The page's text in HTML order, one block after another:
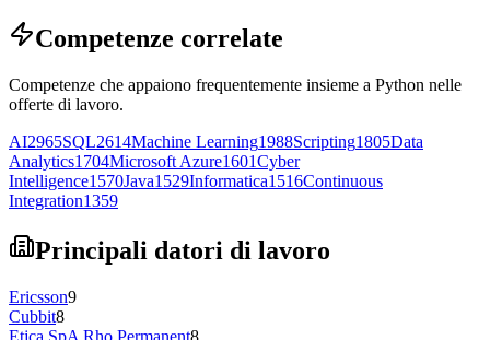
Competenze correlate
Competenze che appaiono frequentemente insieme a Python nelle
offerte di lavoro.
AI2965SQL2614Machine Learning1988Scripting1805Data
Analytics1704Microsoft Azure1601Cyber
Intelligence1570Java1529Informatica1516Continuous
Integration1359
Principali datori di lavoro
Ericsson9
Cubbit8
Etjca SpA Rho Permanent8